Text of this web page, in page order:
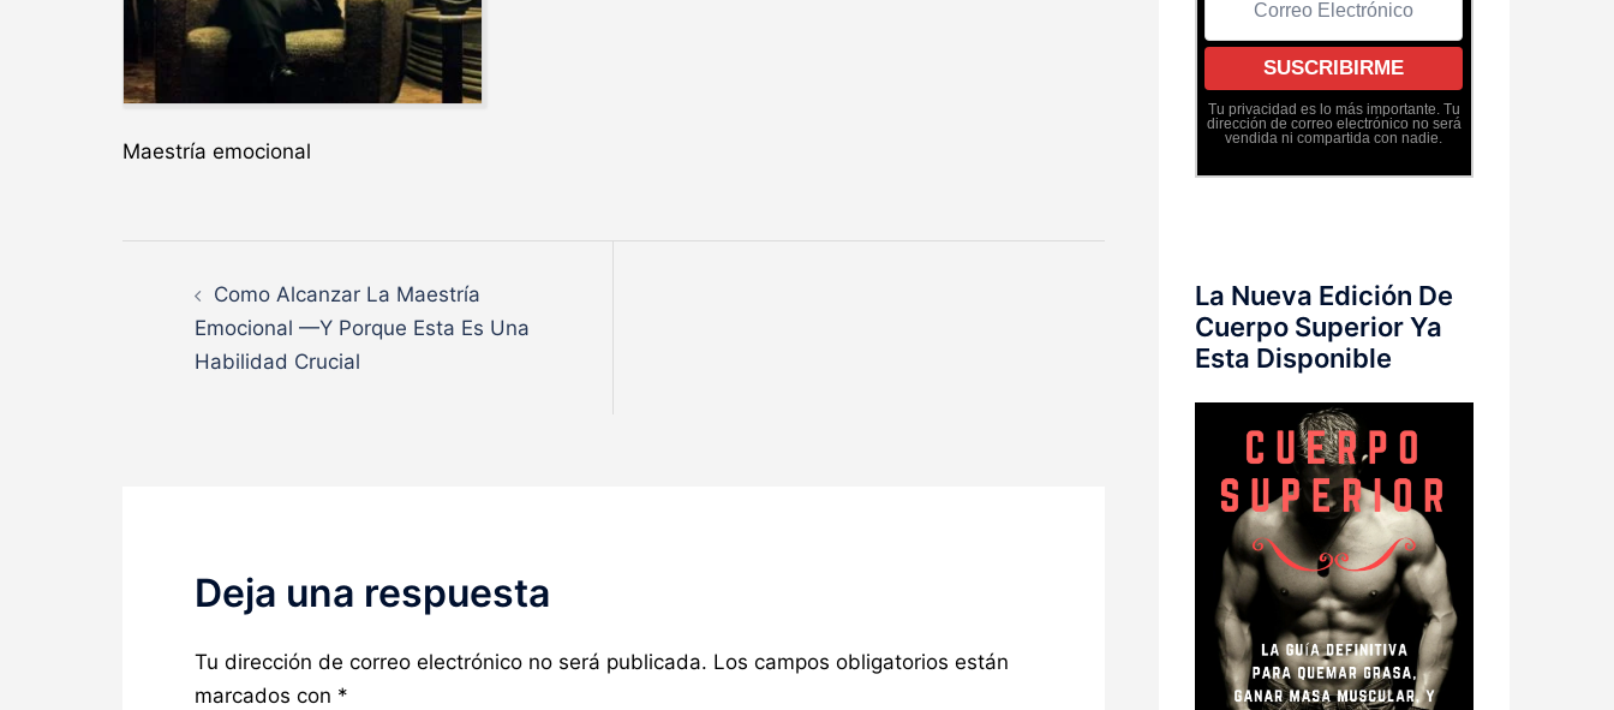
Maestría emocional
entradas
Como Alcanzar La Maestría
Emocional —Y Porque Esta Es Una
Habilidad Crucial
Deja una respuesta
Tu dirección de correo electrónico no será publicada. Los campos obligatorios están
marcados con *
Tu privacidad es lo más importante. Tu
dirección de correo electrónico no será
vendida ni compartida con nadie.
La Nueva Edición De
Cuerpo Superior Ya
Esta Disponible